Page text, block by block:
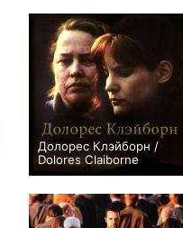
Долорес Клэйборн /
Dolores Claiborne
+24